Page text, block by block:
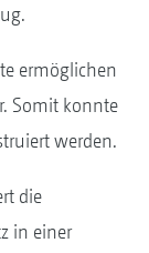
ermöglichen
Somit konnte
werden.
die
in einer